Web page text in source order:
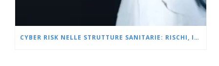
CYBER RISK NELLE STRUTTURE SANITARIE: RISCHI, IMPATTI, PROTEZIONE